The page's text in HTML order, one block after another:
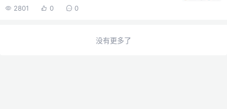
人记账本是一个功能完善的财务管理系统，帮助您轻松管
编辑、删除收支记录支持批量添加和批量修改多条件筛选
2801 0 0
没有更多了